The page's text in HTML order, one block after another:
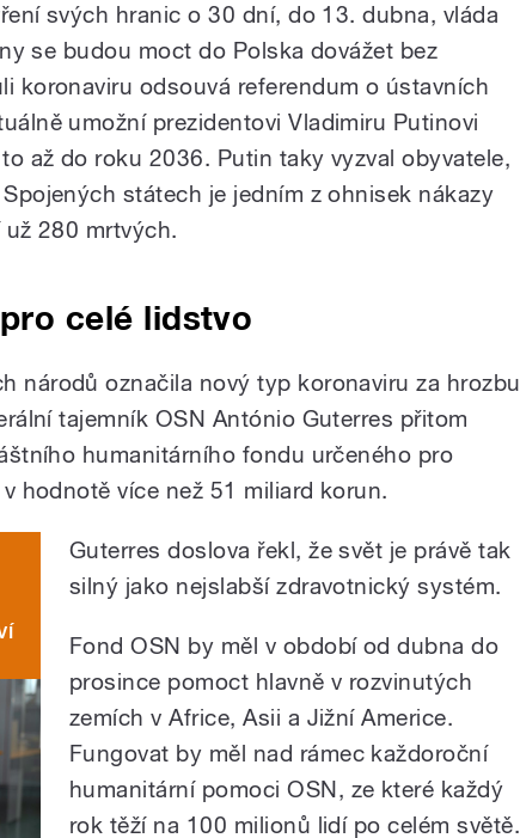
svých hranic o 30 dní, do 13. dubna, vláda
se budou moct do Polska dovážet bez
koronaviru odsouvá referendum o ústavních
umožní prezidentovi Vladimiru Putinovi
až do roku 2036. Putin taky vyzval obyvatele,
státech je jedním z ohnisek nákazy
už 280 mrtvých.
celé lidstvo
národů označila nový typ koronaviru za hrozbu
tajemník OSN António Guterres přitom
humanitárního fondu určeného pro
hodnotě více než 51 miliard korun.
Guterres doslova řekl, že svět je právě tak
silný jako nejslabší zdravotnický systém.
Fond OSN by měl v období od dubna do
prosince pomoct hlavně v rozvinutých
zemích v Africe, Asii a Jižní Americe.
Fungovat by měl nad rámec každoroční
humanitární pomoci OSN, ze které každý
rok těží na 100 milionů lidí po celém světě.